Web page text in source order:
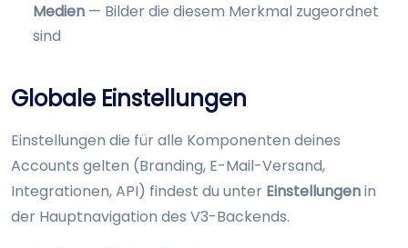
Medien — Bilder die diesem Merkmal zugeordnet
sind
Globale Einstellungen
Einstellungen die für alle Komponenten deines
Accounts gelten (Branding, E-Mail-Versand,
Integrationen, API) findest du unter Einstellungenin
der Hauptnavigation des V3-Backends.